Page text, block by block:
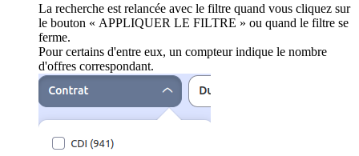
La recherche est relancée avec le filtre quand vous cliquez sur
le bouton « APPLIQUER LE FILTRE » ou quand le filtre se
ferme.
Pour certains d'entre eux, un compteur indique le nombre
d'offres correspondant.